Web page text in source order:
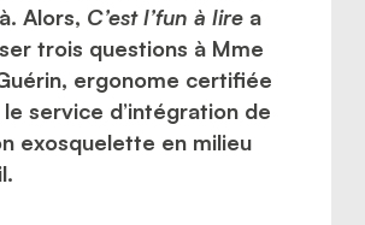
Alors, C’est l’fun à lire a
trois questions à Mme
ergonome certifiée
service d’intégration de
exosquelette en milieu